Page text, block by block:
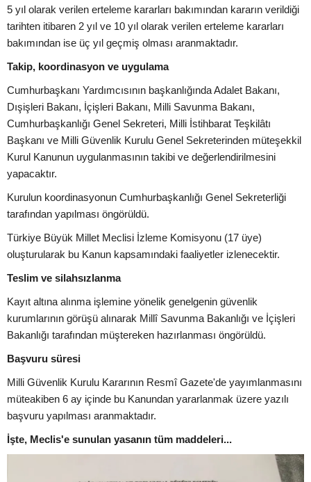
5 yıl olarak verilen erteleme kararları bakımından kararın verildiği
tarihten itibaren 2 yıl ve 10 yıl olarak verilen erteleme kararları
bakımından ise üç yıl geçmiş olması aranmaktadır.
Takip, koordinasyon ve uygulama
Cumhurbaşkanı Yardımcısının başkanlığında Adalet Bakanı,
Dışişleri Bakanı, İçişleri Bakanı, Milli Savunma Bakanı,
Cumhurbaşkanlığı Genel Sekreteri, Milli İstihbarat Teşkilâtı
Başkanı ve Milli Güvenlik Kurulu Genel Sekreterinden müteşekkil
Kurul Kanunun uygulanmasının takibi ve değerlendirilmesini
yapacaktır.
Kurulun koordinasyonun Cumhurbaşkanlığı Genel Sekreterliği
tarafından yapılması öngörüldü.
Türkiye Büyük Millet Meclisi İzleme Komisyonu (17 üye)
oluşturularak bu Kanun kapsamındaki faaliyetler izlenecektir.
Teslim ve silahsızlanma
Kayıt altına alınma işlemine yönelik genelgenin güvenlik
kurumlarının görüşü alınarak Millî Savunma Bakanlığı ve İçişleri
Bakanlığı tarafından müştereken hazırlanması öngörüldü.
Başvuru süresi
Milli Güvenlik Kurulu Kararının Resmî Gazete'de yayımlanmasını
müteakiben 6 ay içinde bu Kanundan yararlanmak üzere yazılı
başvuru yapılması aranmaktadır.
İşte, Meclis'e sunulan yasanın tüm maddeleri...